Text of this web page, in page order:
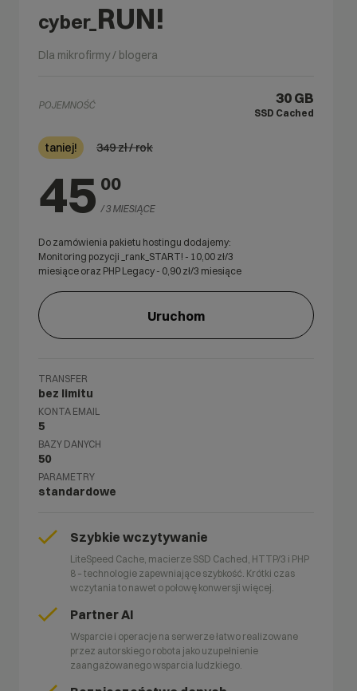
cyber_ RUN!
Dla mikrofirmy / blogera
POJEMNOŚĆ 30 GB
SSD Cached
taniej! 349zł / rok
45 00
/ 3 MIESIĄCE
Do zamówienia pakietu hostingu dodajemy:
Monitoring pozycji _rank_START! - 10,00 zł/3
miesiące oraz PHP Legacy - 0,90 zł/3 miesiące
Uruchom
TRANSFER
bez limitu
KONTA EMAIL
5
BAZY DANYCH
50
PARAMETRY
standardowe
Szybkie wczytywanie
LiteSpeed Cache, macierze SSD Cached, HTTP/3 i PHP
8 – technologie zapewniające szybkość. Krótki czas
wczytania to nawet o połowę konwersji więcej.
Partner AI
Wsparcie i operacje na serwerze łatwo realizowane
przez autorskiego robota jako uzupełnienie
zaangażowanego wsparcia ludzkiego.